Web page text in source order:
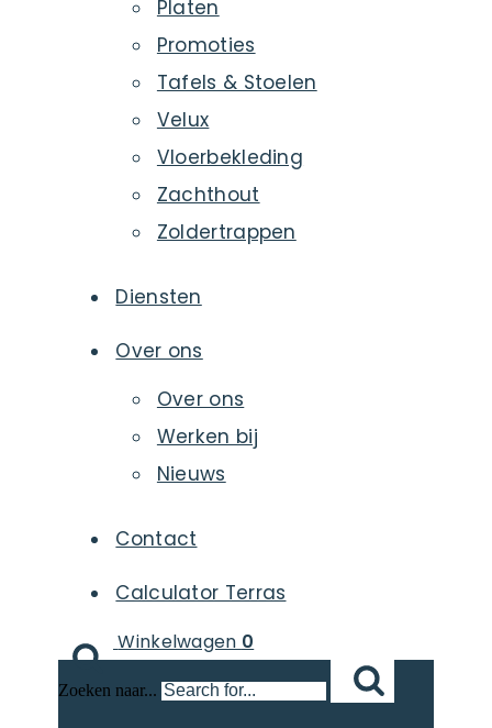
Platen
Promoties
Tafels & Stoelen
Velux
Vloerbekleding
Zachthout
Zoldertrappen
Diensten
Over ons
Over ons
Werken bij
Nieuws
Contact
Calculator Terras
Winkelwagen 0
Zoeken naar...